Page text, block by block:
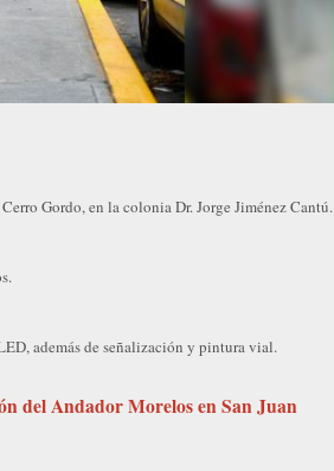
Gordo, en la colonia Dr. Jorge Jiménez Cantú.
además de señalización y pintura vial.
del Andador Morelos en San Juan